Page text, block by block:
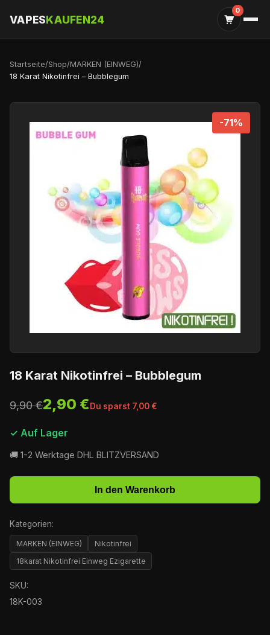
VAPESKAUFEN24
0
Startseite/Shop/MARKEN (EINWEG)/
18 Karat Nikotinfrei – Bubblegum
-71%
18 Karat Nikotinfrei – Bubblegum
9,90 €2,90 €Du sparst 7,00 €
✓ Auf Lager
🚚 1-2 Werktage DHL BLITZVERSAND
In den Warenkorb
Kategorien:
MARKEN (EINWEG)
Nikotinfrei
18karat Nikotinfrei Einweg Ezigarette
SKU:
18K-003